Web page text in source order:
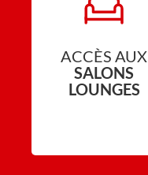
ACCÈS AUX
SALONS
LOUNGES